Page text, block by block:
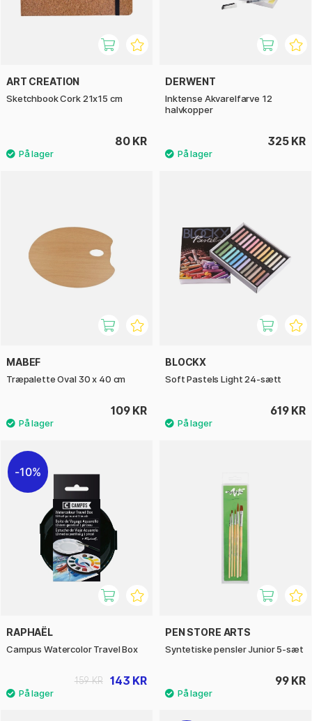
ART CREATION
Sketchbook Cork 21x15 cm
80 KR
DERWENT
Inktense Akvarelfarve 12
halvkopper
325 KR
MABEF
Træpalette Oval 30 x 40 cm
109 KR
BLOCKX
Soft Pastels Light 24-sætt
619 KR
10%
RAPHAËL
Campus Watercolor Travel Box
143 KR
159 KR
PEN STORE ARTS
Syntetiske pensler Junior 5-sæt
99 KR